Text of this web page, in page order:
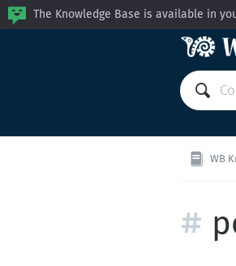
The Knowledge Base is available in
WB